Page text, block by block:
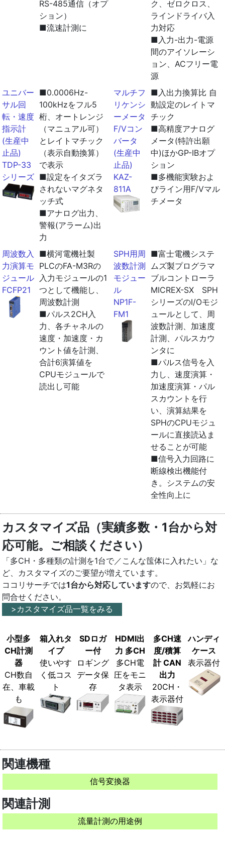
RS-485通信（オプ
ション）
■流速計測に
ク、ゼロクロス、
ラインドライバ入
力対応
■入力-出力-電源
間のアイソレーシ
ョン、ACフリー電
源
ユニバー
サル回
転・速度
指示計
(生産中
止品)
TDP-33
シリーズ
■0.0006Hz-
100kHzをフル5
桁、オートレンジ
（マニュアル可）
とレイトマチック
（表示自動換算）
で表示
■設定をイタズラ
されないマグネタ
ッチ式
■アナログ出力、
警報(アラーム)出
力
マルチフ
リケンシ
ーメータ
F/Vコン
バータ
(生産中
止品)
KAZ-
811A
■入出力換算比 自
動設定のレイトマ
チック
■高精度アナログ
メータ(特許出願
中)ほかGP-IBオプ
ション
■多機能実験およ
びライン用F/Vマル
チメータ
周波数入
力演算モ
ジュール
FCFP21
■横河電機社製
PLCのFA-M3Rの
入力モジュールの1
つとして機能し、
周波数計測
■パルス2CH入
力、各チャネルの
速度・加速度・カ
ウント値を計測、
合計6演算値を
CPUモジュールで
読出し可能
SPH用周
波数計測
モジュー
ル
NP1F-
FM1
■富士電機システ
ムズ製プログラマ
ブルコントローラ
MICREX-SX SPH
シリーズのI/Oモジ
ュールとして、周
波数計測、加速度
計測、パルスカウ
ンタに
■パルス信号を入
力し、速度演算・
加速度演算・パル
スカウントを行
い、演算結果を
SPHのCPUモジュ
ールに直接読込ま
せることが可能
■信号入力回路に
断線検出機能付
き。システムの安
全性向上に
カスタマイズ品（実績多数・1台から対
応可能。ご相談ください）
「多CH・多種類の計測を1台で／こんな筺体に入れたい」な
ど、カスタマイズのご要望が増えています。
ココリサーチでは1台から対応していますので、お気軽にお
問合せください。
>カスタマイズ品一覧をみる
小型多
CH計測
器
CH数自
在、車載
も
箱入れタ
イプ
使いやす
く低コス
ト
SDロガ
ー付
ロギング
データ保
存
HDMI出
力 多CH
多CH電
圧をモニ
タ表示
多CH速
度/積算
計 CAN
出力
20CH・
表示器付
ハンディ
ケース
表示器付
関連機種
信号変換器
関連計測
流量計測の用途例